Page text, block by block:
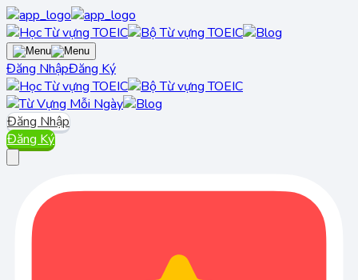
Đăng NhậpĐăng Ký
Đăng Nhập
Đăng Ký